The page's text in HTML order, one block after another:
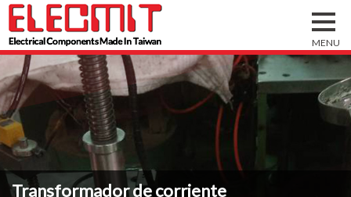
Transformador de corriente